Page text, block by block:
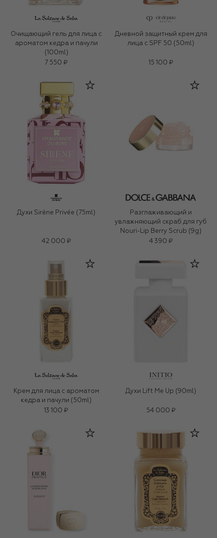
Очищающий гель для лица c
ароматом кедра и пачули
(100ml)
7 550 ₽
Дневной защитный крем для
лица с SPF 50 (50ml)
15 100 ₽
Духи Sirène Privée (75ml)
42 000 ₽
Разглаживающий и
увлажняющий скраб для губ
Nouri-Lip Berry Scrub (9g)
4 390 ₽
Крем для лица c ароматом
кедра и пачули (50ml)
13 100 ₽
Духи Lift Me Up (90ml)
54 000 ₽